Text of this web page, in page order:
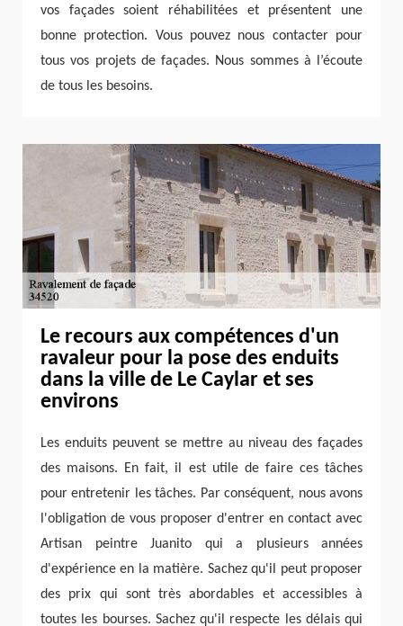
vos façades soient réhabilitées et présentent une
bonne protection. Vous pouvez nous contacter pour
tous vos projets de façades. Nous sommes à l’écoute
de tous les besoins.
Le recours aux compétences d'un
ravaleur pour la pose des enduits
dans la ville de Le Caylar et ses
environs
Les enduits peuvent se mettre au niveau des façades
des maisons. En fait, il est utile de faire ces tâches
pour entretenir les tâches. Par conséquent, nous avons
l'obligation de vous proposer d'entrer en contact avec
Artisan peintre Juanito qui a plusieurs années
d'expérience en la matière. Sachez qu'il peut proposer
des prix qui sont très abordables et accessibles à
toutes les bourses. Sachez qu'il respecte les délais qui